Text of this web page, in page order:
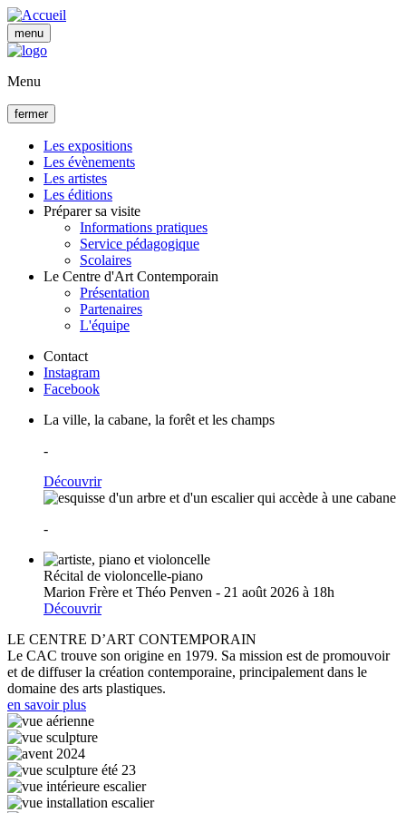
Aller
au
contenu
menu
Menu
fermer
Navigation
principale
Les expositions
Les évènements
Les artistes
Les éditions
Préparer sa visite
Informations pratiques
Service pédagogique
Scolaires
Le Centre d'Art Contemporain
Présentation
Partenaires
L'équipe
Contact
Instagram
Facebook
La ville, la cabane, la forêt et les champs
-
Découvrir
-
Récital de violoncelle-piano
Marion Frère et Théo Penven - 21 août 2026 à 18h
Découvrir
LE CENTRE D’ART CONTEMPORAIN
Le CAC trouve son origine en 1979. Sa mission est de promouvoir
et de diffuser la création contemporaine, principalement dans le
domaine des arts plastiques.
en savoir plus